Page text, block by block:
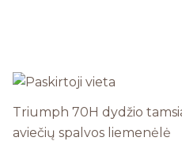
Triumph 70H dydžio
aviečių spalvos liemenėlė